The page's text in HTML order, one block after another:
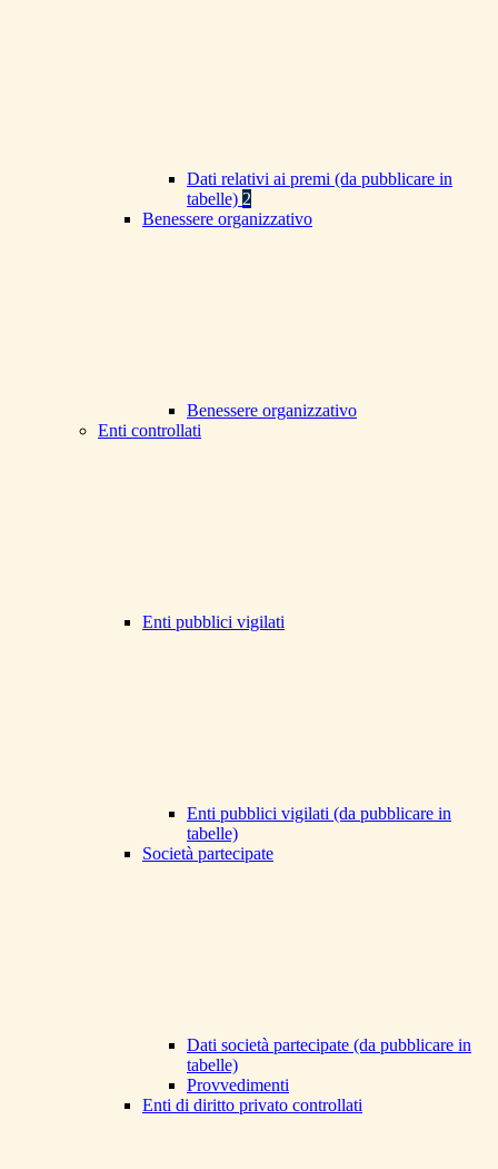
Dati relativi ai premi (da pubblicare in
tabelle) 2
Benessere organizzativo
Benessere organizzativo
Enti controllati
Enti pubblici vigilati
Enti pubblici vigilati (da pubblicare in
tabelle)
Società partecipate
Dati società partecipate (da pubblicare in
tabelle)
Provvedimenti
Enti di diritto privato controllati